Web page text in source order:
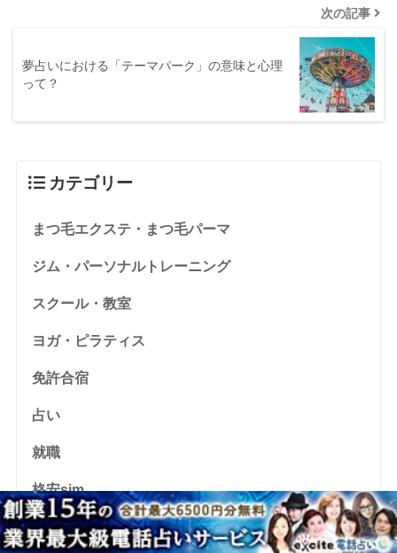
次の記事
夢占いにおける「テーマパーク」の意味と心理
って？
カテゴリー
まつ毛エクステ・まつ毛パーマ
ジム・パーソナルトレーニング
スクール・教室
ヨガ・ピラティス
免許合宿
占い
就職
格安sim
資格